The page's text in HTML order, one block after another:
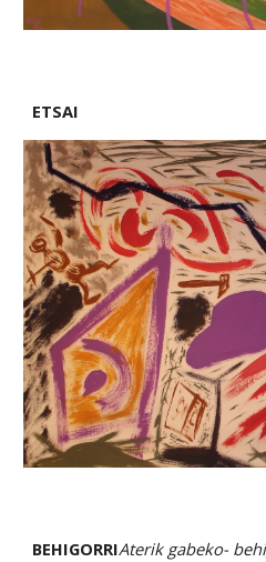
ETSAI
BEHIGORRIAterik gabeko-